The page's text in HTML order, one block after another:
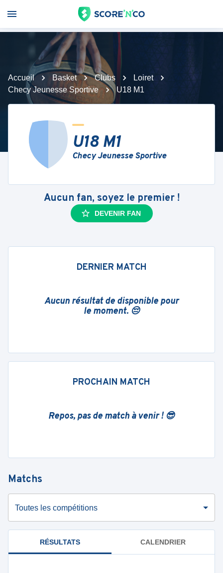
Accueil Basket Clubs
Loiret
Checy Jeunesse Sportive
U18 M1
U18 M1
Checy Jeunesse Sportive
Aucun fan, soyez le premier !
DEVENIR FAN
DERNIER MATCH
Aucun résultat de disponible pour
le moment. 😔
PROCHAIN MATCH
Repos, pas de match à venir ! 😎
Matchs
Toutes les compétitions
RÉSULTATS CALENDRIER